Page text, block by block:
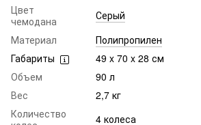
Цвет
чемодана
Серый
Материал
Полипропилен
Габариты
49 x 70 x 28 см
Объем
90 л
Вес
2,7 кг
Количество
4 колеса